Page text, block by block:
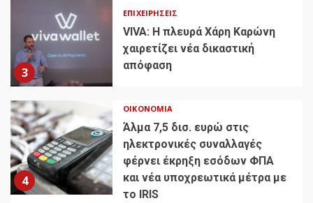
3
ΕΠΙΧΕΙΡΉΣΕΙΣ
VIVA: Η πλευρά Χάρη Καρώνη
χαιρετίζει νέα δικαστική
απόφαση
4
ΟΙΚΟΝΟΜΊΑ
Άλμα 7,5 δισ. ευρώ στις
ηλεκτρονικές συναλλαγές
φέρνει έκρηξη εσόδων ΦΠΑ
και νέα υποχρεωτικά μέτρα με
το IRIS